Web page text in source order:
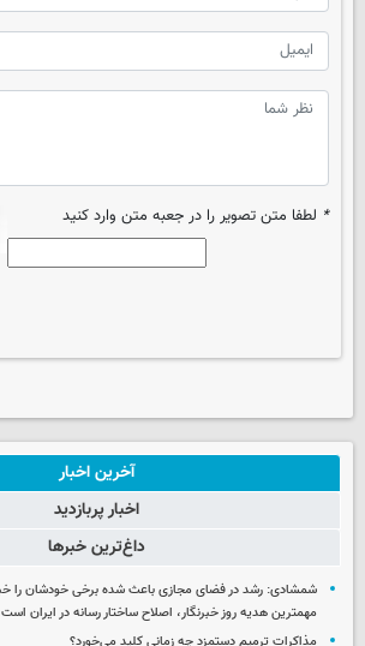
* لطفا متن تصویر را در جعبه متن وارد کنید
آخرین اخبار
اخبار پربازدید
داغ‌ترین خبرها
شمشادی: رشد در فضای مجازی باعث شده برخی خودشان را
مهمترین هدیه‌ روز خبرنگار، اصلاح ساختار رسانه در ایران است